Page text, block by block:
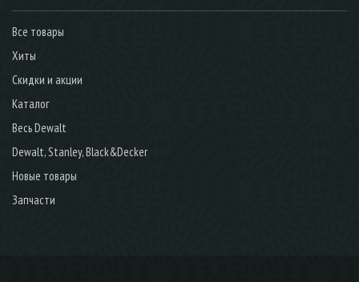
Все товары
Хиты
Скидки и акции
Каталог
Весь Dewalt
Dewalt, Stanley, Black&Decker
Новые товары
Запчасти